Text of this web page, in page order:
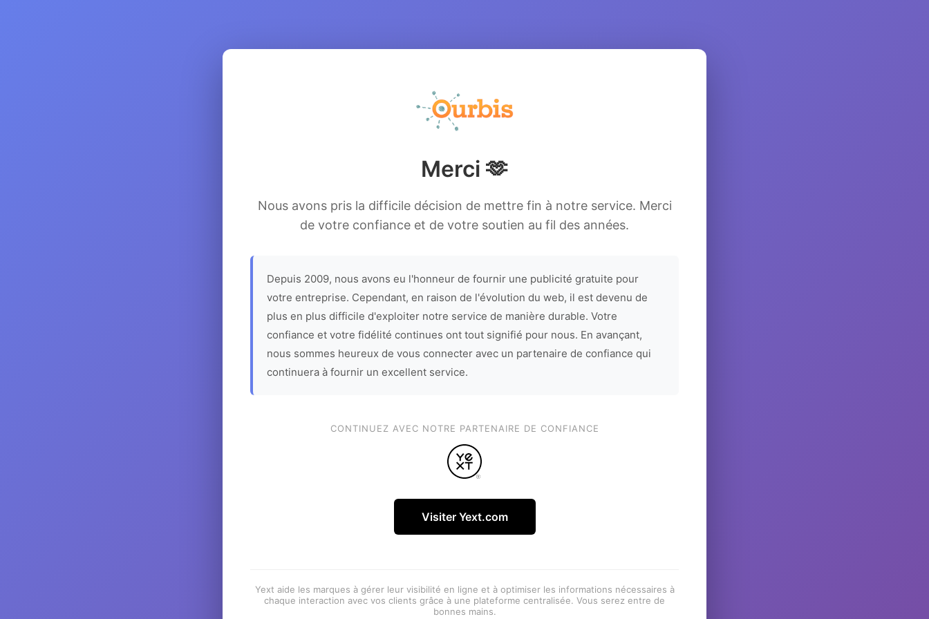
Merci 🫶
Nous avons pris la difficile décision de mettre fin à notre service. Merci
de votre confiance et de votre soutien au fil des années.
Depuis 2009, nous avons eu l'honneur de fournir une publicité gratuite pour
votre entreprise. Cependant, en raison de l'évolution du web, il est devenu de
plus en plus difficile d'exploiter notre service de manière durable. Votre
confiance et votre fidélité continues ont tout signifié pour nous. En avançant,
nous sommes heureux de vous connecter avec un partenaire de confiance qui
continuera à fournir un excellent service.
CONTINUEZ AVEC NOTRE PARTENAIRE DE CONFIANCE
Visiter Yext.com
Yext aide les marques à gérer leur visibilité en ligne et à optimiser les informations nécessaires à
chaque interaction avec vos clients grâce à une plateforme centralisée. Vous serez entre de
bonnes mains.